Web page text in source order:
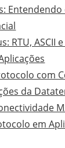
RTU, ASCII e
com
da
em